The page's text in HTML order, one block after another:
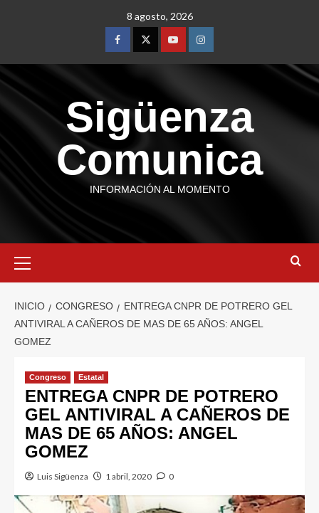
8 agosto, 2026
Sigüenza
Comunica
INFORMACIÓN AL MOMENTO
INICIO CONGRESO
ENTREGA CNPR DE POTRERO GEL
ANTIVIRAL A CAÑEROS DE MAS DE 65 AÑOS: ANGEL
GOMEZ
Congreso Estatal
ENTREGA CNPR DE POTRERO
GEL ANTIVIRAL A CAÑEROS DE
MAS DE 65 AÑOS: ANGEL
GOMEZ
Luis Sigüenza 1 abril, 2020 0